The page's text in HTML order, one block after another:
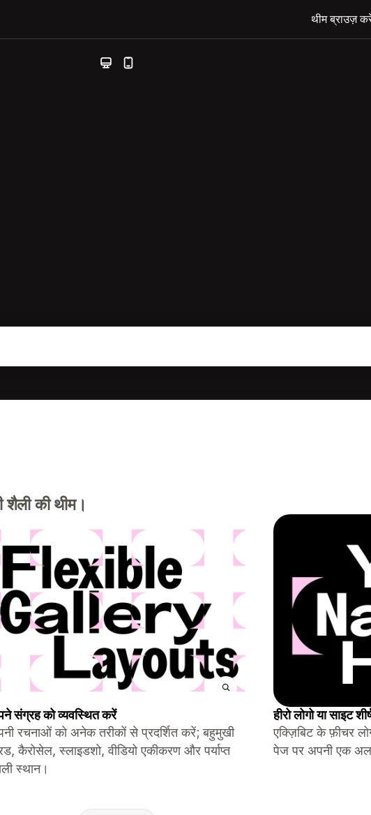
थीम ब्राउज़
शैली की थीम।
संग्रह को व्यवस्थित करें
रचनाओं को अनेक तरीकों से प्रदर्शित करें; बहुमुखी
कैरोसेल, स्लाइडशो, वीडियो एकीकरण और पर्याप्त
स्थान।
हीरो लोगो या साइट
एक्ज़िबिट के फ़ीचर
पेज पर अपनी एक